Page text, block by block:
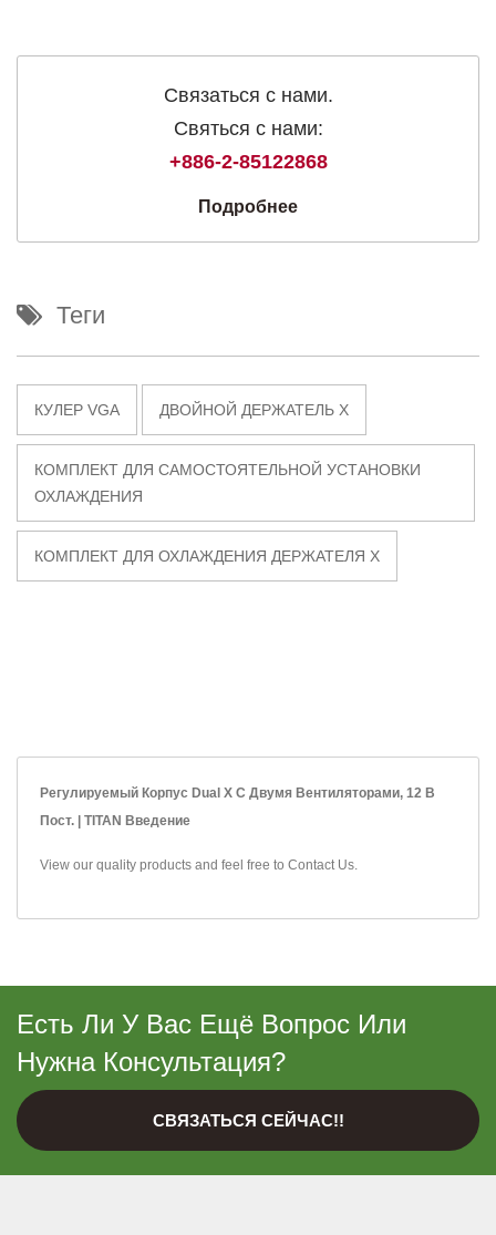
Связаться с нами.
Святься с нами:
+886-2-85122868
Подробнее
Теги
КУЛЕР VGA ДВОЙНОЙ ДЕРЖАТЕЛЬ X
КОМПЛЕКТ ДЛЯ САМОСТОЯТЕЛЬНОЙ УСТАНОВКИ
ОХЛАЖДЕНИЯ
КОМПЛЕКТ ДЛЯ ОХЛАЖДЕНИЯ ДЕРЖАТЕЛЯ X
Регулируемый Корпус Dual X С Двумя Вентиляторами, 12 В
Пост. | TITAN Введение
View our quality products and feel free to Contact Us.
Есть Ли У Вас Ещё Вопрос Или
Нужна Консультация?
СВЯЗАТЬСЯ СЕЙЧАС!!